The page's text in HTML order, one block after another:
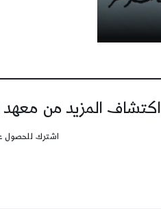
اكتشاف المزيد من معهد
اشترك للحصول